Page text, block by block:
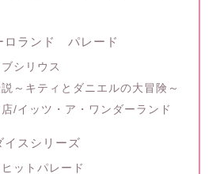
ロランド パレード
シリウス
～キティとダニエルの大冒険～
/イッツ・ア・ワンダーランド
イスシリーズ
ットパレード